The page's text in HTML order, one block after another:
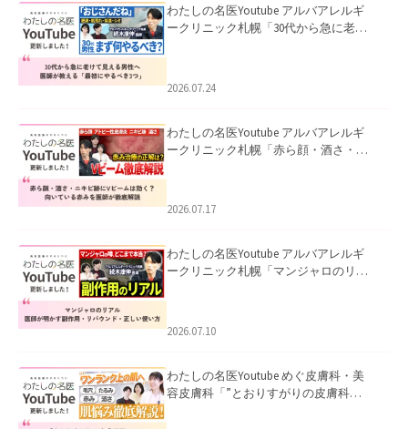
わたしの名医Youtube アルバアレルギ
ークリニック札幌「30代から急に老け
た。
2026.07.24
わたしの名医Youtube アルバアレルギ
ークリニック札幌「赤ら顔・酒さ・ニ
した。
2026.07.17
わたしの名医Youtube アルバアレルギ
ークリニック札幌「マンジャロのリア
2026.07.10
わたしの名医Youtube めぐ皮膚科・美
容皮膚科「”とおりすがりの皮膚科